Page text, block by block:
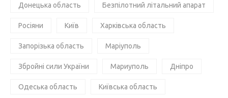
Донецька область Безпілотний літальний апарат
Росіяни Київ Харківська область
Запорізька область Маріуполь
Збройні сили України Мариуполь Дніпро
Одеська область Київська область